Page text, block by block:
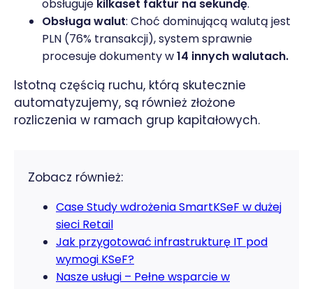
obsługuje kilkaset faktur na sekundę.
Obsługa walut: Choć dominującą walutą jest
PLN (76% transakcji), system sprawnie
procesuje dokumenty w14 innych walutach.
Istotną częścią ruchu, którą skutecznie
automatyzujemy, są również złożone
rozliczenia w ramach grup kapitałowych.
Zobacz również:
Case Study wdrożenia SmartKSeF w dużej
sieci Retail
Jak przygotować infrastrukturę IT pod
wymogi KSeF?
Nasze usługi – Pełne wsparcie w